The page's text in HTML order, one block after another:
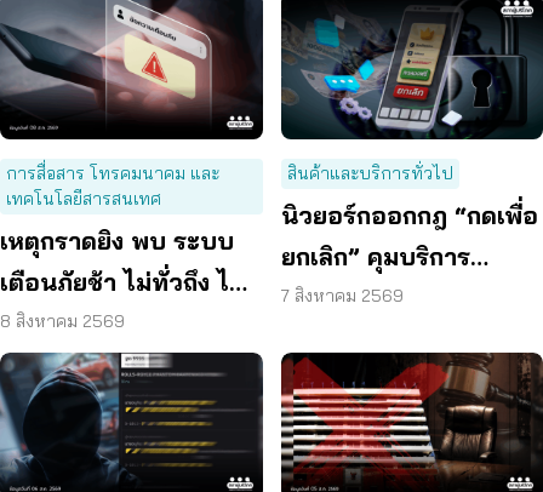
การสื่อสาร โทรคมนาคม และ
เทคโนโลยีสารสนเทศ
เหตุกราดยิง พบ ระบบ
เตือนภัยช้า ไม่ทั่วถึง ไม่
ชัดเจน
8 สิงหาคม 2569
สินค้าและบริการทั่วไป
นิวยอร์กออกกฎ “กดเพื่อ
ยกเลิก” คุมบริการ
ออนไลน์ ต่ออายุสมาชิก
7 สิงหาคม 2569